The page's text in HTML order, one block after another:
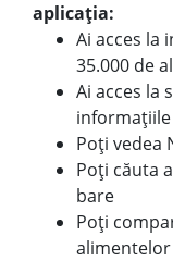
aplicația:
Ai acces la
35.000 de
Ai acces la
Poți vedea
Poți căuta
bare
Poți
alimentelor